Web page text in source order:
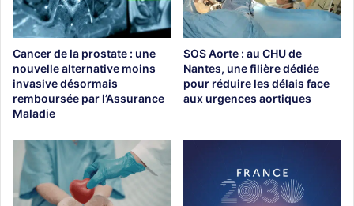
Cancer de la prostate : une
nouvelle alternative moins
invasive désormais
remboursée par l’Assurance
Maladie
SOS Aorte : au CHU de
Nantes, une filière dédiée
pour réduire les délais face
aux urgences aortiques